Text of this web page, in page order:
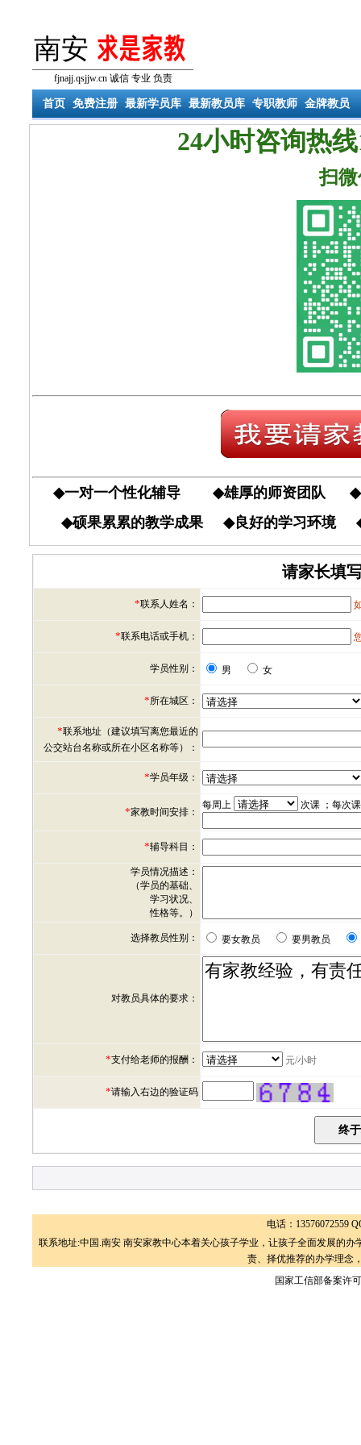
南安
fjnajj.qsjjw.cn 诚信 专业 负责
首页 免费注册 最新学员库 最新教员库 专职教师 金牌教员
24小时咨询热
扫
◆一对一个性化辅导 ◆雄厚的师资团队 ◆
◆硕果累累的教学成果 ◆良好的学习环境
请家长填
*联系人姓名：
*联系电话或手机：
学员性别： 男 女
*所在城区：
*联系地址（建议填写离您最近的
公交站台名称或所在小区名称等）：
*学员年级：
*家教时间安排：
每周上 次课 ；每次
*辅导科目：
学员情况描述：
（学员的基础、
学习状况、
性格等。）
选择教员性别： 要女教员 要男教员
对教员具体的要求：
*支付给老师的报酬： 元/小时
*请输入右边的验证码
电话：13576072559
联系地址:中国.南安 南安家教中心本着关心孩子学业，让孩子全面发展的
责、择优推荐的办学理念
国家工信部备案许